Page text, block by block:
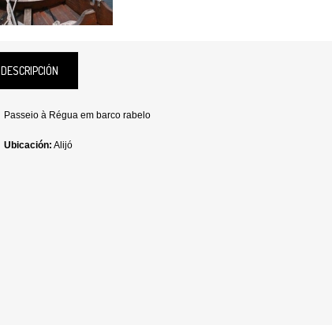
DESCRIPCIÓN
Passeio à Régua em barco rabelo
Ubicación: Alijó